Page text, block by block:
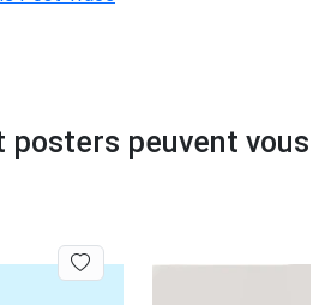
posters peuvent vous